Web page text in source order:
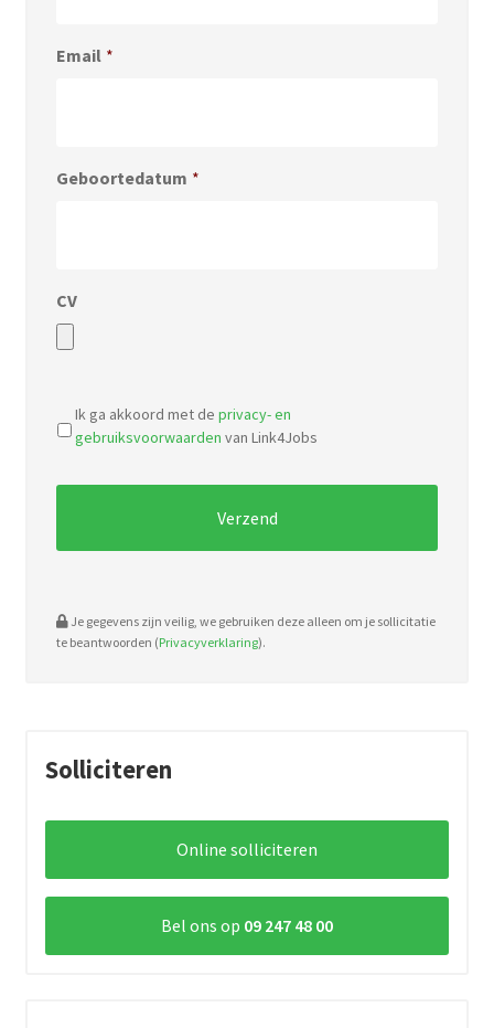
Email *
Geboortedatum *
CV
types:
pdf,
doc.
Ik ga akkoord met de privacy- en
gebruiksvoorwaarden van Link4Jobs
Je gegevens zijn veilig, we gebruiken deze alleen om je sollicitatie
te beantwoorden (Privacyverklaring).
Solliciteren
Online solliciteren
Bel ons op 09 247 48 00